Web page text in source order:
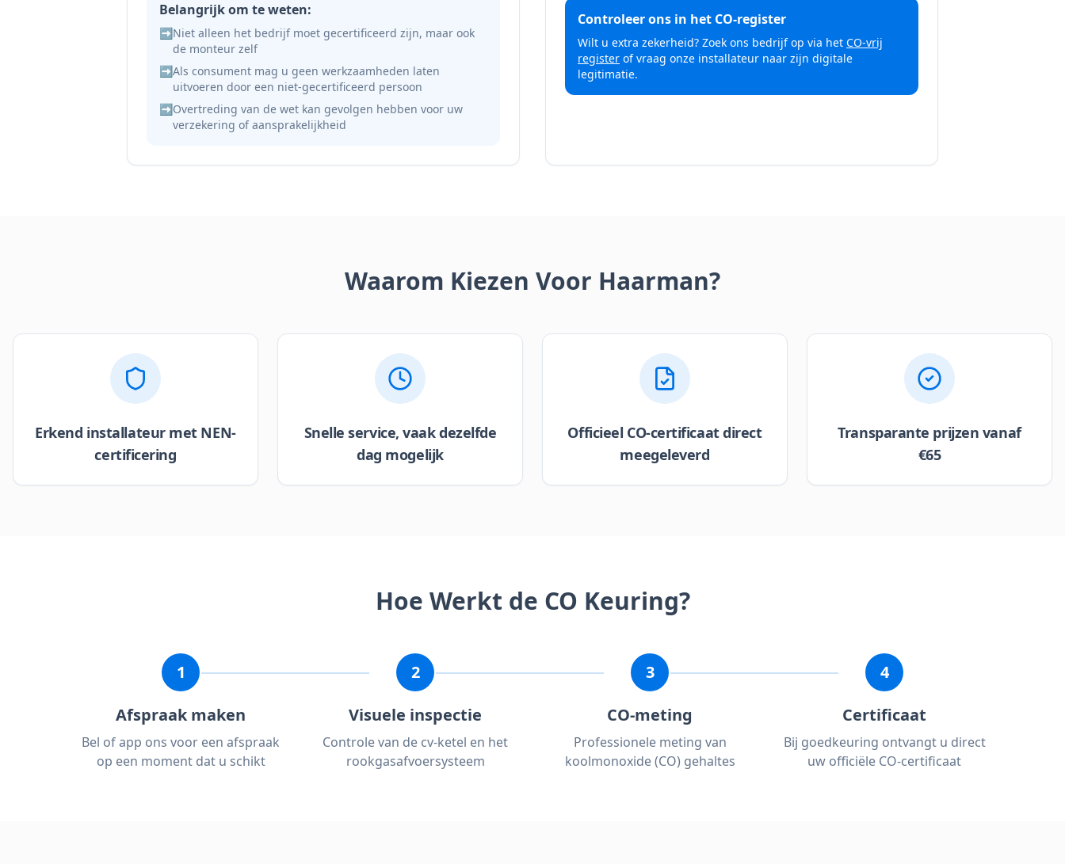
Belangrijk om te weten:
➡️Niet alleen het bedrijf moet gecertificeerd zijn, maar ook
de monteur zelf
➡️Als consument mag u geen werkzaamheden laten
uitvoeren door een niet-gecertificeerd persoon
➡️Overtreding van de wet kan gevolgen hebben voor uw
verzekering of aansprakelijkheid
Controleer ons in het CO-register
Wilt u extra zekerheid? Zoek ons bedrijf op via het CO-vrij
register of vraag onze installateur naar zijn digitale
legitimatie.
Waarom Kiezen Voor Haarman?
Erkend installateur met NEN-
certificering
Snelle service, vaak dezelfde
dag mogelijk
Officieel CO-certificaat direct
meegeleverd
Transparante prijzen vanaf
€65
Hoe Werkt de CO Keuring?
1
Afspraak maken
Bel of app ons voor een afspraak
op een moment dat u schikt
2
Visuele inspectie
Controle van de cv-ketel en het
rookgasafvoersysteem
3
CO-meting
Professionele meting van
koolmonoxide (CO) gehaltes
4
Certificaat
Bij goedkeuring ontvangt u direct
uw officiële CO-certificaat